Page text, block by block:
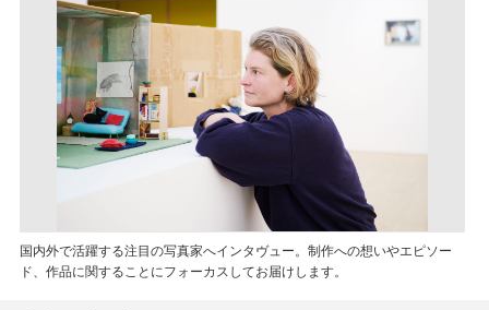
国内外で活躍する注目の写真家へインタヴュー。制作への想いやエピソー
ド、作品に関することにフォーカスしてお届けします。